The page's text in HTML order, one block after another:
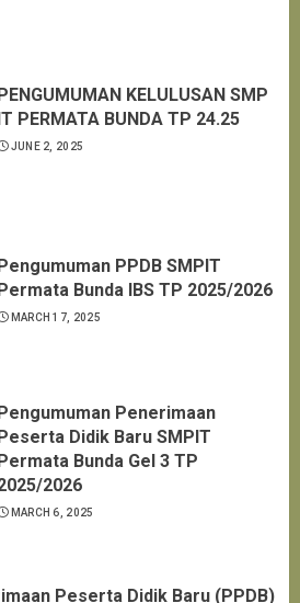
KELULUSAN SMP
PERMATA BUNDA TP 24.25
JUNE 2, 2025
PPDB SMPIT
Bunda IBS TP 2025/2026
MARCH 17, 2025
Penerimaan
Didik Baru SMPIT
Bunda Gel 3 TP
2026
MARCH 6, 2025
Peserta Didik Baru (PPDB)